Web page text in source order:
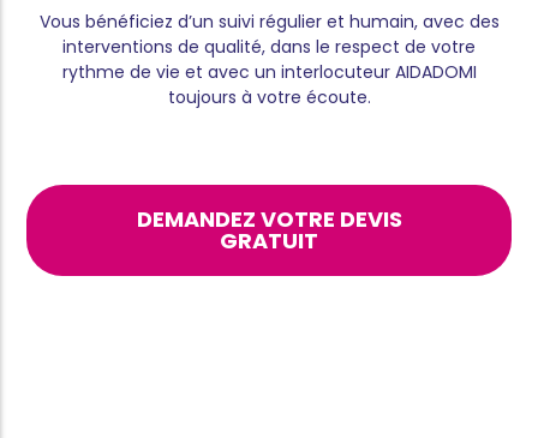
Vous bénéficiez d’un suivi régulier et humain, avec des
interventions de qualité, dans le respect de votre
rythme de vie et avec un interlocuteur AIDADOMI
toujours à votre écoute.
DEMANDEZ VOTRE DEVIS
GRATUIT